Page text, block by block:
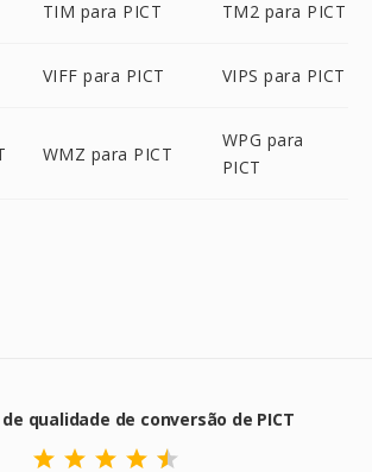
TIM para PICT TM2 para PICT
VIFF para PICT VIPS para PICT
WMZ para PICT
WPG para
PICT
qualidade de conversão de PICT